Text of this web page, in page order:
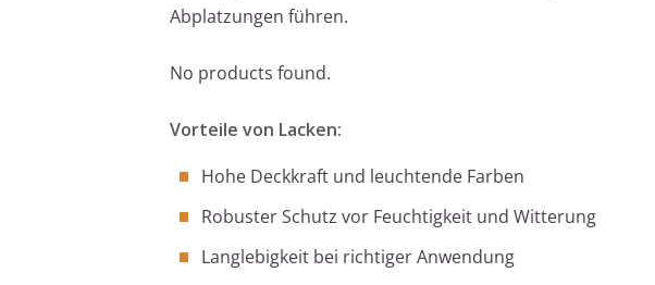
Abplatzungen führen.
No products found.
Vorteile von Lacken:
Hohe Deckkraft und leuchtende Farben
Robuster Schutz vor Feuchtigkeit und Witterung
Langlebigkeit bei richtiger Anwendung